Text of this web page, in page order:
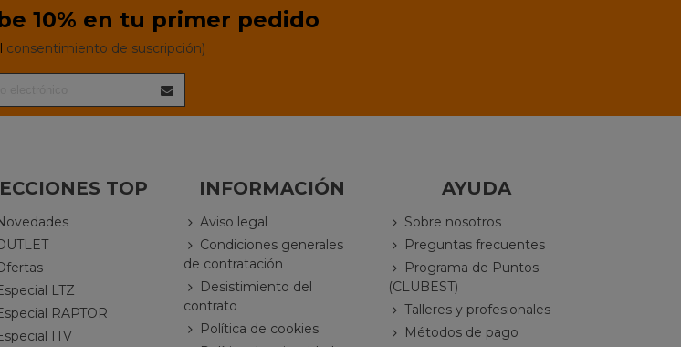
10% en tu primer pedido
consentimiento de suscripción)
TOP
LTZ
RAPTOR
ITV
INFORMACIÓN
Aviso legal
Condiciones generales
de contratación
Desistimiento del
contrato
Política de cookies
AYUDA
Sobre nosotros
Preguntas frecuentes
Programa de Puntos
(CLUBEST)
Talleres y profesionales
Métodos de pago